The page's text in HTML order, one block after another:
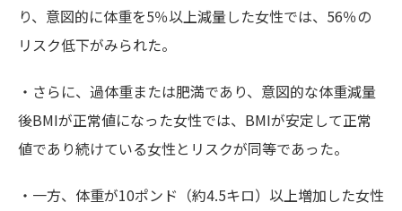
り、意図的に体重を5％以上減量した女性では、56％の
リスク低下がみられた。
・さらに、過体重または肥満であり、意図的な体重減量
後BMIが正常値になった女性では、BMIが安定して正常
値であり続けている女性とリスクが同等であった。
・一方、体重が10ポンド（約4.5キロ）以上増加した女性